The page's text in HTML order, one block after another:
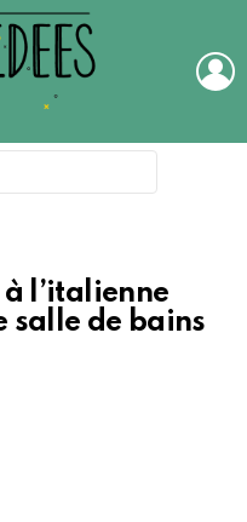
à l’italienne
salle de bains